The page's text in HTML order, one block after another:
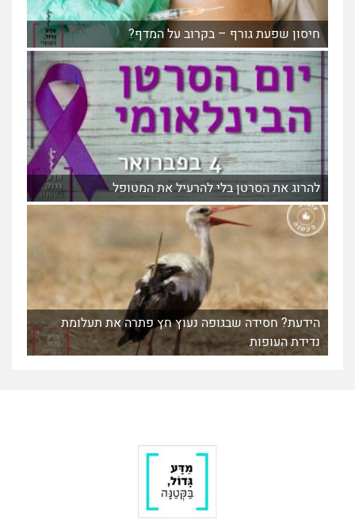
חיסון שפעת גורף – בקרוב על המדף?
להרוג את הסרטן בלי להרעיל את המטופל
הידעת? חסידה שבגופה נעוץ חץ פתרה את תעלומת
נדידת העופות